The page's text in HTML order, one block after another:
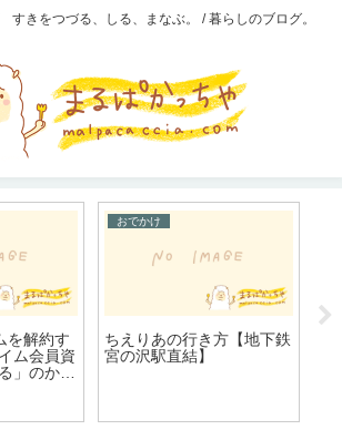
きをつづる、しる、まなぶ。 / 暮らしのブログ。
を解約す
ム会員資
」のか「
おでかけ
ちえりあの行き方【地下鉄
宮の沢駅直結】